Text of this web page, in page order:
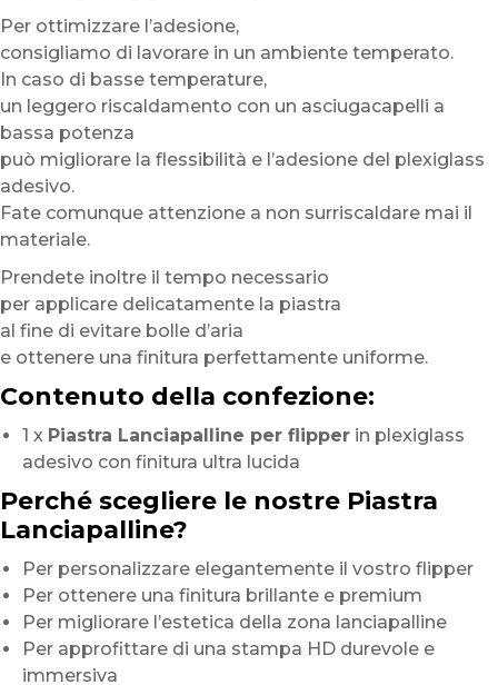
Per ottimizzare l’adesione,
consigliamo di lavorare in un ambiente temperato.
In caso di basse temperature,
un leggero riscaldamento con un asciugacapelli a
bassa potenza
può migliorare la flessibilità e l’adesione del plexiglass
adesivo.
Fate comunque attenzione a non surriscaldare mai il
materiale.
Prendete inoltre il tempo necessario
per applicare delicatamente la piastra
al fine di evitare bolle d’aria
e ottenere una finitura perfettamente uniforme.
Contenuto della confezione:
1 x Piastra Lanciapalline per flipper in plexiglass
adesivo con finitura ultra lucida
Perché scegliere le nostre Piastra
Lanciapalline?
Per personalizzare elegantemente il vostro flipper
Per ottenere una finitura brillante e premium
Per migliorare l’estetica della zona lanciapalline
Per approfittare di una stampa HD durevole e
immersiva